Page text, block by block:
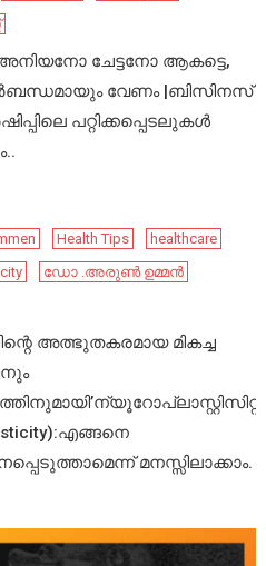
ചേട്ടനോ ആകട്ടെ,
വേണം |ബിസിനസ്
പറ്റിക്കപ്പെടലുകൾ
Health Tips
healthcare
ഡോ .അരുൺ ഉമ്മൻ
അത്ഭുതകരമായ മികച്ച
മനസ്സിലാക്കാം.